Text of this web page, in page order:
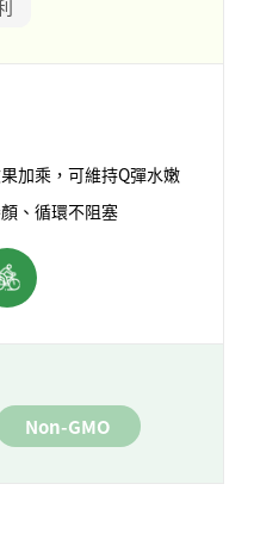
加乘，可維持Q彈水嫩
、循環不阻塞
Non-GMO